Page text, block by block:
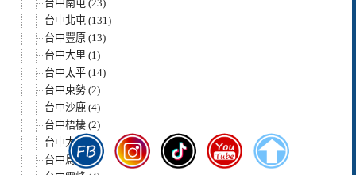
台中南屯 (23)
台中北屯 (131)
台中豐原 (13)
台中大里 (1)
台中太平 (14)
台中東勢 (2)
台中沙鹿 (4)
台中梧棲 (2)
台中大甲 (4)
台中烏日 (1)